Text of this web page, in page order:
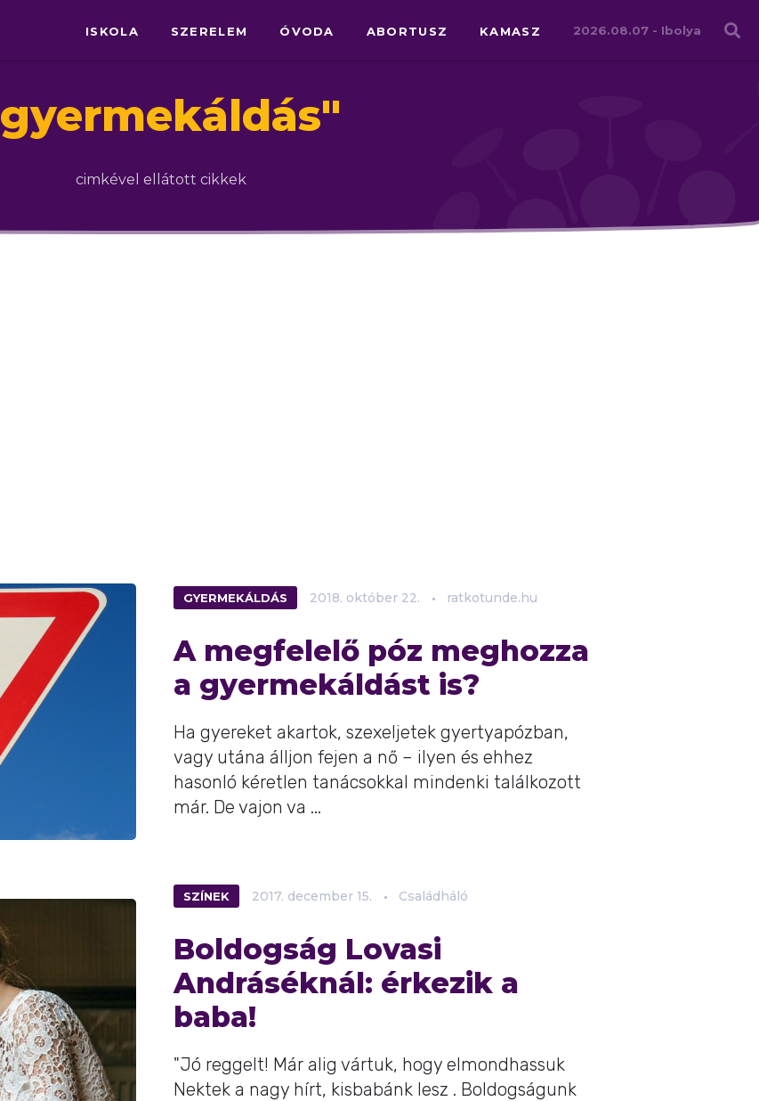
ISKOLA SZERELEM ÓVODA ABORTUSZ KAMASZ 2026.08.07 - Ibolya
gyermekáldás"
cimkével ellátott cikkek
GYERMEKÁLDÁS 2018. október 22. ratkotunde.hu
A megfelelő póz meghozza
a gyermekáldást is?
Ha gyereket akartok, szexeljetek gyertyapózban,
vagy utána álljon fejen a nő – ilyen és ehhez
hasonló kéretlen tanácsokkal mindenki találkozott
már. De vajon va ...
SZÍNEK 2017. december 15. Családháló
Boldogság Lovasi
Andráséknál: érkezik a
baba!
"Jó reggelt! Már alig vártuk, hogy elmondhassuk
Nektek a nagy hírt, kisbabánk lesz . Boldogságunk